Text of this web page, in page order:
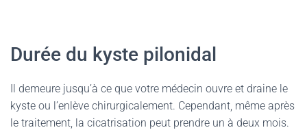
Durée du kyste pilonidal
Il demeure jusqu’à ce que votre médecin ouvre et draine le
kyste ou l’enlève chirurgicalement. Cependant, même après
le traitement, la cicatrisation peut prendre un à deux mois.